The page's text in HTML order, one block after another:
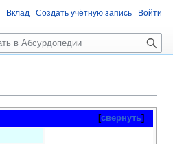
свернуть
Вклад Создать учётную запись Войти